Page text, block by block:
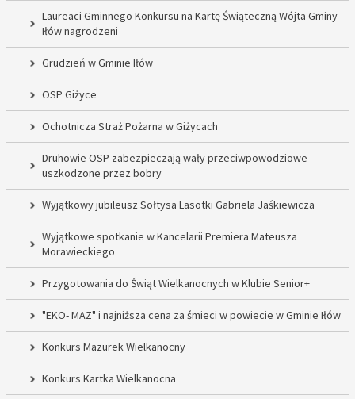
Laureaci Gminnego Konkursu na Kartę Świąteczną Wójta Gminy
Iłów nagrodzeni
Grudzień w Gminie Iłów
OSP Giżyce
Ochotnicza Straż Pożarna w Giżycach
Druhowie OSP zabezpieczają wały przeciwpowodziowe
uszkodzone przez bobry
Wyjątkowy jubileusz Sołtysa Lasotki Gabriela Jaśkiewicza
Wyjątkowe spotkanie w Kancelarii Premiera Mateusza
Morawieckiego
Przygotowania do Świąt Wielkanocnych w Klubie Senior+
"EKO- MAZ" i najniższa cena za śmieci w powiecie w Gminie Iłów
Konkurs Mazurek Wielkanocny
Konkurs Kartka Wielkanocna